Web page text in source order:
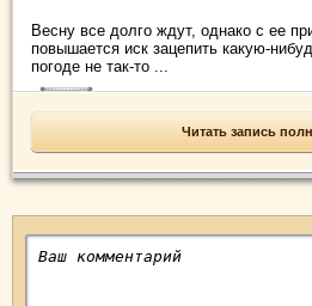
Весну все долго ждут, однако с ее
повышается иск зацепить какую-
погоде не так-то ...
Читать запись